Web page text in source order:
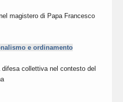
magistero di Papa Francesco
e ordinamento
collettiva nel contesto del